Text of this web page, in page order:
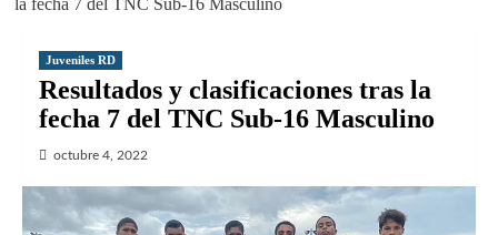
la fecha 7 del TNC Sub-16 Masculino
Juveniles RD
Resultados y clasificaciones tras la
fecha 7 del TNC Sub-16 Masculino
octubre 4, 2022